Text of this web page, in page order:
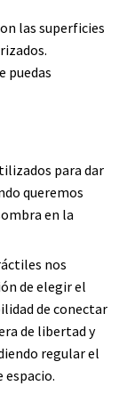
las superficies
puedas
para dar
queremos
en la
nos
de elegir el
de conectar
de libertad y
regular el